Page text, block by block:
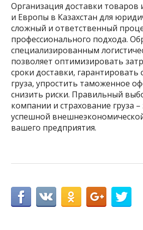
Организация доставки товаров
и Европы в Казахстан для
сложный и ответственный
профессионального подхода.
специализированным
позволяет оптимизировать
сроки доставки, гарантировать
груза, упростить таможенное
снизить риски. Правильный
компании и страхование груза –
успешной
вашего предприятия.